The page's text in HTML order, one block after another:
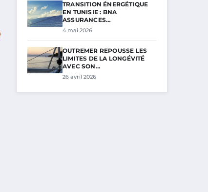
TRANSITION ÉNERGÉTIQUE
EN TUNISIE : BNA
ASSURANCES…
4 mai 2026
OUTREMER REPOUSSE LES
LIMITES DE LA LONGÉVITÉ
AVEC SON…
26 avril 2026